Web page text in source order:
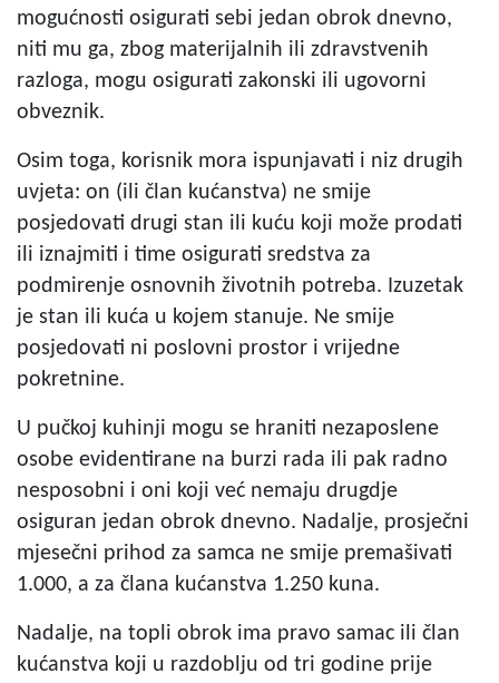
mogućnosti osigurati sebi jedan obrok dnevno,
niti mu ga, zbog materijalnih ili zdravstvenih
razloga, mogu osigurati zakonski ili ugovorni
obveznik.
Osim toga, korisnik mora ispunjavati i niz drugih
uvjeta: on (ili član kućanstva) ne smije
posjedovati drugi stan ili kuću koji može prodati
ili iznajmiti i time osigurati sredstva za
podmirenje osnovnih životnih potreba. Izuzetak
je stan ili kuća u kojem stanuje. Ne smije
posjedovati ni poslovni prostor i vrijedne
pokretnine.
U pučkoj kuhinji mogu se hraniti nezaposlene
osobe evidentirane na burzi rada ili pak radno
nesposobni i oni koji već nemaju drugdje
osiguran jedan obrok dnevno. Nadalje, prosječni
mjesečni prihod za samca ne smije premašivati
1.000, a za člana kućanstva 1.250 kuna.
Nadalje, na topli obrok ima pravo samac ili član
kućanstva koji u razdoblju od tri godine prije